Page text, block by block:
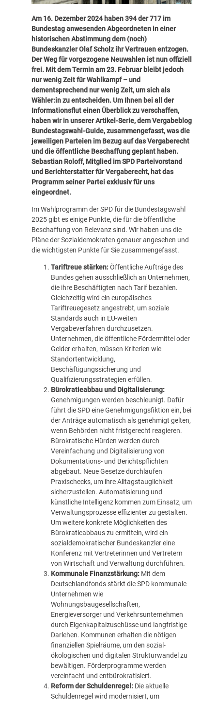
Am 16. Dezember 2024 haben 394 der 717 im
Bundestag anwesenden Abgeordneten in einer
historischen Abstimmung dem (noch)
Bundeskanzler Olaf Scholz ihr Vertrauen entzogen.
Der Weg für vorgezogene Neuwahlen ist nun offiziell
frei. Mit dem Termin am 23. Februar bleibt jedoch
nur wenig Zeit für Wahlkampf – und
dementsprechend nur wenig Zeit, um sich als
Wähler:in zu entscheiden. Um Ihnen bei all der
Informationsflut einen Überblick zu verschaffen,
haben wir in unserer Artikel-Serie, dem Vergabeblog
Bundestagswahl-Guide, zusammengefasst, was die
jeweiligen Parteien im Bezug auf das Vergaberecht
und die öffentliche Beschaffung geplant haben.
Sebastian Roloff, Mitglied im SPD Parteivorstand
und Berichterstatter für Vergaberecht, hat das
Programm seiner Partei exklusiv für uns
eingeordnet.
Im Wahlprogramm der SPD für die Bundestagswahl
2025 gibt es einige Punkte, die für die öffentliche
Beschaffung von Relevanz sind. Wir haben uns die
Pläne der Sozialdemokraten genauer angesehen und
die wichtigsten Punkte für Sie zusammengefasst.
Tariftreue stärken:Öffentliche Aufträge des
Bundes gehen ausschließlich an Unternehmen,
die ihre Beschäftigten nach Tarif bezahlen.
Gleichzeitig wird ein europäisches
Tariftreuegesetz angestrebt, um soziale
Standards auch in EU-weiten
Vergabeverfahren durchzusetzen.
Unternehmen, die öffentliche Fördermittel oder
Gelder erhalten, müssen Kriterien wie
Standortentwicklung,
Beschäftigungssicherung und
Qualifizierungsstrategien erfüllen.
Bürokratieabbau und Digitalisierung:
Genehmigungen werden beschleunigt. Dafür
führt die SPD eine Genehmigungsfiktion ein, bei
der Anträge automatisch als genehmigt gelten,
wenn Behörden nicht fristgerecht reagieren.
Bürokratische Hürden werden durch
Vereinfachung und Digitalisierung von
Dokumentations- und Berichtspflichten
abgebaut. Neue Gesetze durchlaufen
Praxischecks, um ihre Alltagstauglichkeit
sicherzustellen. Automatisierung und
künstliche Intelligenz kommen zum Einsatz, um
Verwaltungsprozesse effizienter zu gestalten.
Um weitere konkrete Möglichkeiten des
Bürokratieabbaus zu ermitteln, wird ein
sozialdemokratischer Bundeskanzler eine
Konferenz mit Vertreterinnen und Vertretern
von Wirtschaft und Verwaltung durchführen.
Kommunale Finanzstärkung: Mit dem
Deutschlandfonds stärkt die SPD kommunale
Unternehmen wie
Wohnungsbaugesellschaften,
Energieversorger und Verkehrsunternehmen
durch Eigenkapitalzuschüsse und langfristige
Darlehen. Kommunen erhalten die nötigen
finanziellen Spielräume, um den sozial-
ökologischen und digitalen Strukturwandel zu
bewältigen. Förderprogramme werden
vereinfacht und entbürokratisiert.
Reform der Schuldenregel: Die aktuelle
Schuldenregel wird modernisiert, um